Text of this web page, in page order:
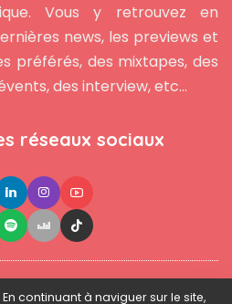
Vous y retrouvez en
news, les previews et
préférés, des mixtapes, des
des interview, etc...
réseaux sociaux
● L'équipe ● Mentions légales
continuant à naviguer sur le site,